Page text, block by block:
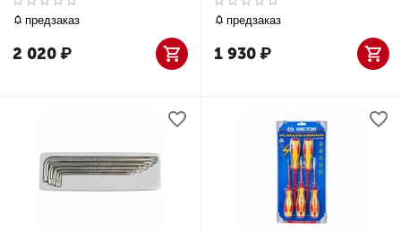
предзаказ
2 020₽
предзаказ
1 930₽